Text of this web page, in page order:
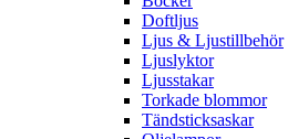
Doftljus
Ljus & Ljustillbehör
Ljuslyktor
Ljusstakar
Torkade blommor
Tändsticksaskar